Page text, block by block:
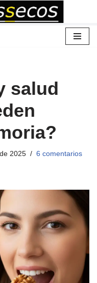
salud
2025 6 comentarios